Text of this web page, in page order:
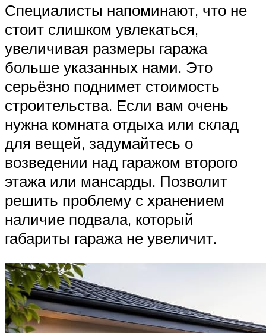
Специалисты напоминают, что не
стоит слишком увлекаться,
увеличивая размеры гаража
больше указанных нами. Это
серьёзно поднимет стоимость
строительства. Если вам очень
нужна комната отдыха или склад
для вещей, задумайтесь о
возведении над гаражом второго
этажа или мансарды. Позволит
решить проблему с хранением
наличие подвала, который
габариты гаража не увеличит.